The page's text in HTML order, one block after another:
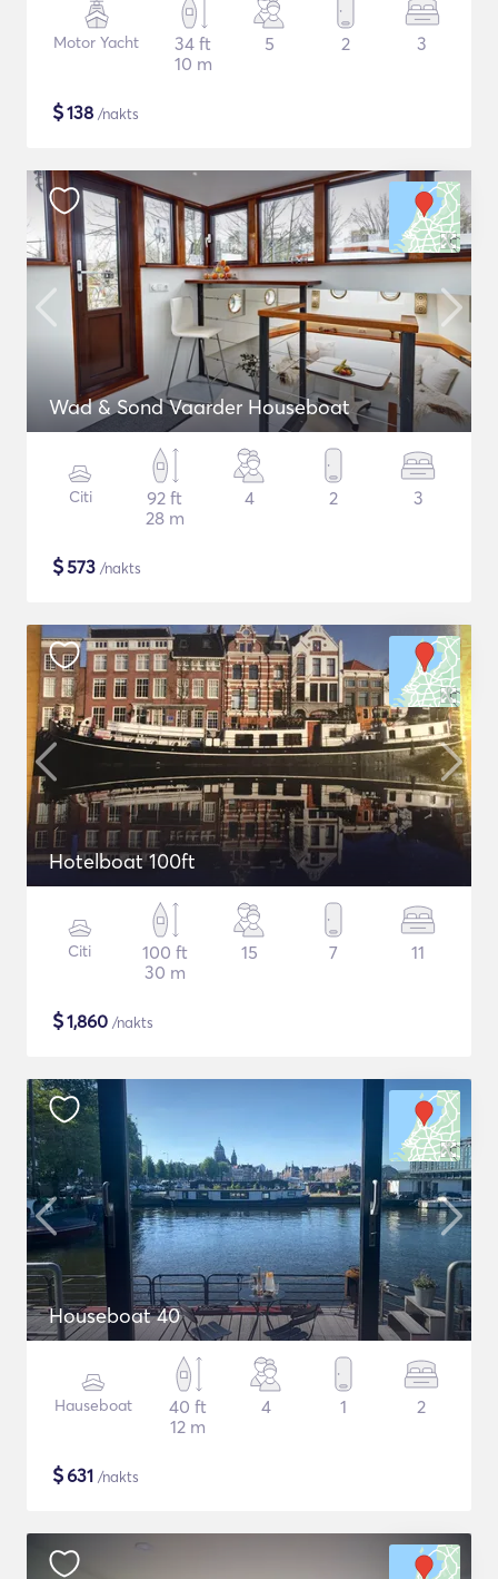
Motor Yacht
34 ft
10 m
5 2 3
$138 /nakts
Wad & Sond Vaarder Houseboat
Citi
92 ft
28 m
4 2 3
$573 /nakts
Hotelboat 100ft
Citi
100 ft
30 m
15 7 11
$1,860 /nakts
Houseboat 40
Hauseboat
40 ft
12 m
4 1 2
$631 /nakts